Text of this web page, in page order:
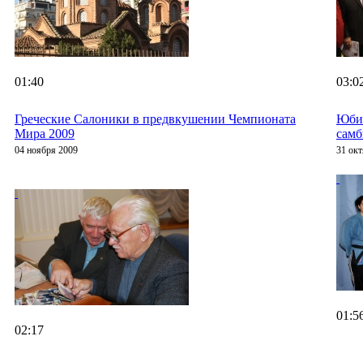
01:40
Греческие Салоники в предвкушении Чемпионата
Мира 2009
04 ноября 2009 31
02:17